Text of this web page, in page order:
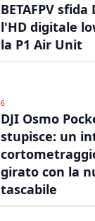
BETAFPV sfida
l'HD digitale
la P1 Air Unit
6
DJI Osmo
stupisce: un
girato con la
tascabile